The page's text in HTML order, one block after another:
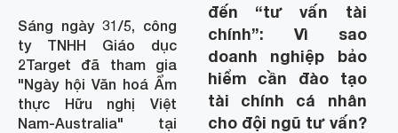
Sáng ngày 31/5, công
ty TNHH Giáo dục
2Target đã tham gia
"Ngày hội Văn hoá Ẩm
thực Hữu nghị Việt
Nam-Australia" tại
đến “tư vấn tài
chính”: Vì sao
doanh nghiệp bảo
hiểm cần đào tạo
tài chính cá nhân
cho đội ngũ tư vấn?